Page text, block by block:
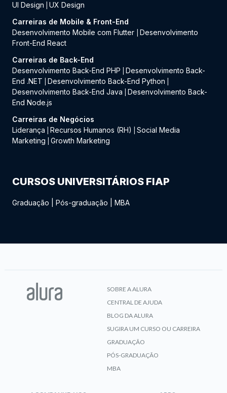
UI Design
UX Design
Carreiras de Mobile & Front-End
Desenvolvimento Mobile com Flutter
Desenvolvimento
Front-End React
Carreiras de Back-End
Desenvolvimento Back-End PHP
Desenvolvimento Back-
End .NET
Desenvolvimento Back-End Python
Desenvolvimento Back-End Java
Desenvolvimento Back-
End Node.js
Carreiras de Negócios
Liderança
Recursos Humanos (RH)
Social Media
Marketing
Growth Marketing
CURSOS UNIVERSITÁRIOS FIAP
Graduação Pós-graduação MBA
SOBRE A ALURA
CENTRAL DE AJUDA
BLOG DA ALURA
SUGIRA UM CURSO OU CARREIRA
GRADUAÇÃO
PÓS-GRADUAÇÃO
MBA